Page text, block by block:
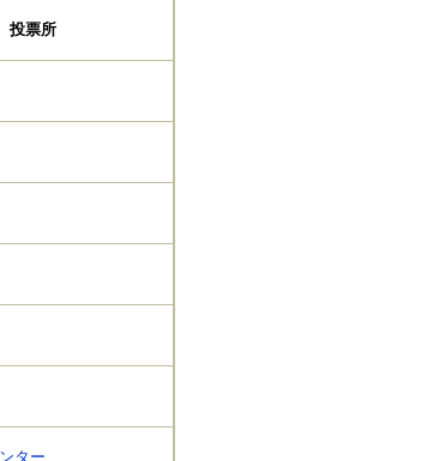
投票所
ター